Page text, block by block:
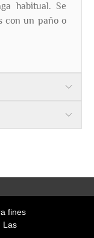
habitual. Se
con un paño o
fines
Las